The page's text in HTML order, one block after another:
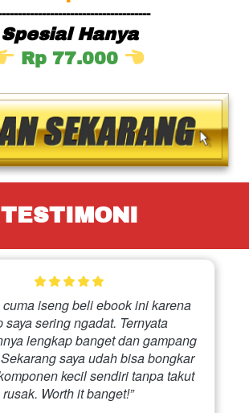
Spesial Hanya
Rp 77.000
TESTIMONI
saya sering ngadat. Ternyata
lengkap banget dan gampang
saya udah bisa bongkar
kecil sendiri tanpa takut
rusak. Worth it banget!”